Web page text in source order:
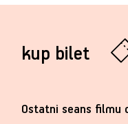
kup bilet
Ostatni seans filmu